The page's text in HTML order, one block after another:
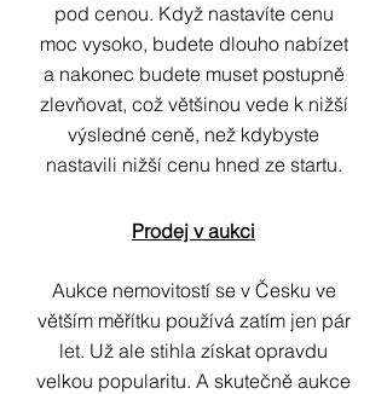
pod cenou. Když nastavíte cenu
moc vysoko, budete dlouho nabízet
a nakonec budete muset postupně
zlevňovat, což většinou vede k nižší
výsledné ceně, než kdybyste
nastavili nižší cenu hned ze startu.
Prodej v aukci
Aukce nemovitostí se v Česku ve
větším měřítku používá zatím jen pár
let. Už ale stihla získat opravdu
velkou popularitu. A skutečně aukce